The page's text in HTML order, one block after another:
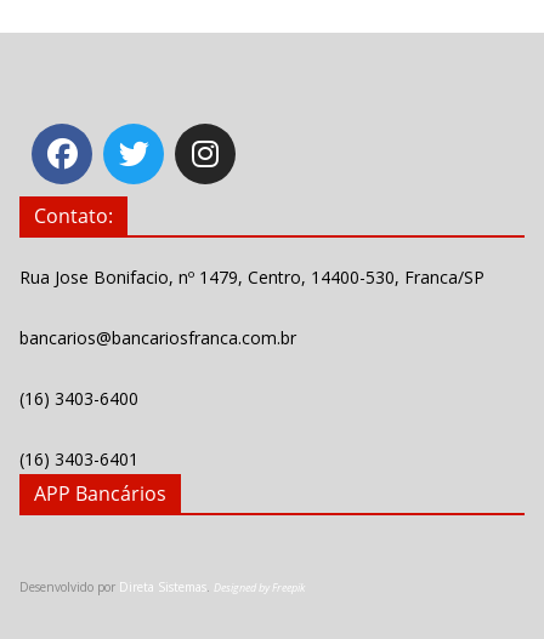
Contato:
Rua Jose Bonifacio, nº 1479, Centro, 14400-530, Franca/SP
bancarios@bancariosfranca.com.br
(16) 3403-6400
(16) 3403-6401
APP Bancários
Desenvolvido por Direta Sistemas. Designed by Freepik